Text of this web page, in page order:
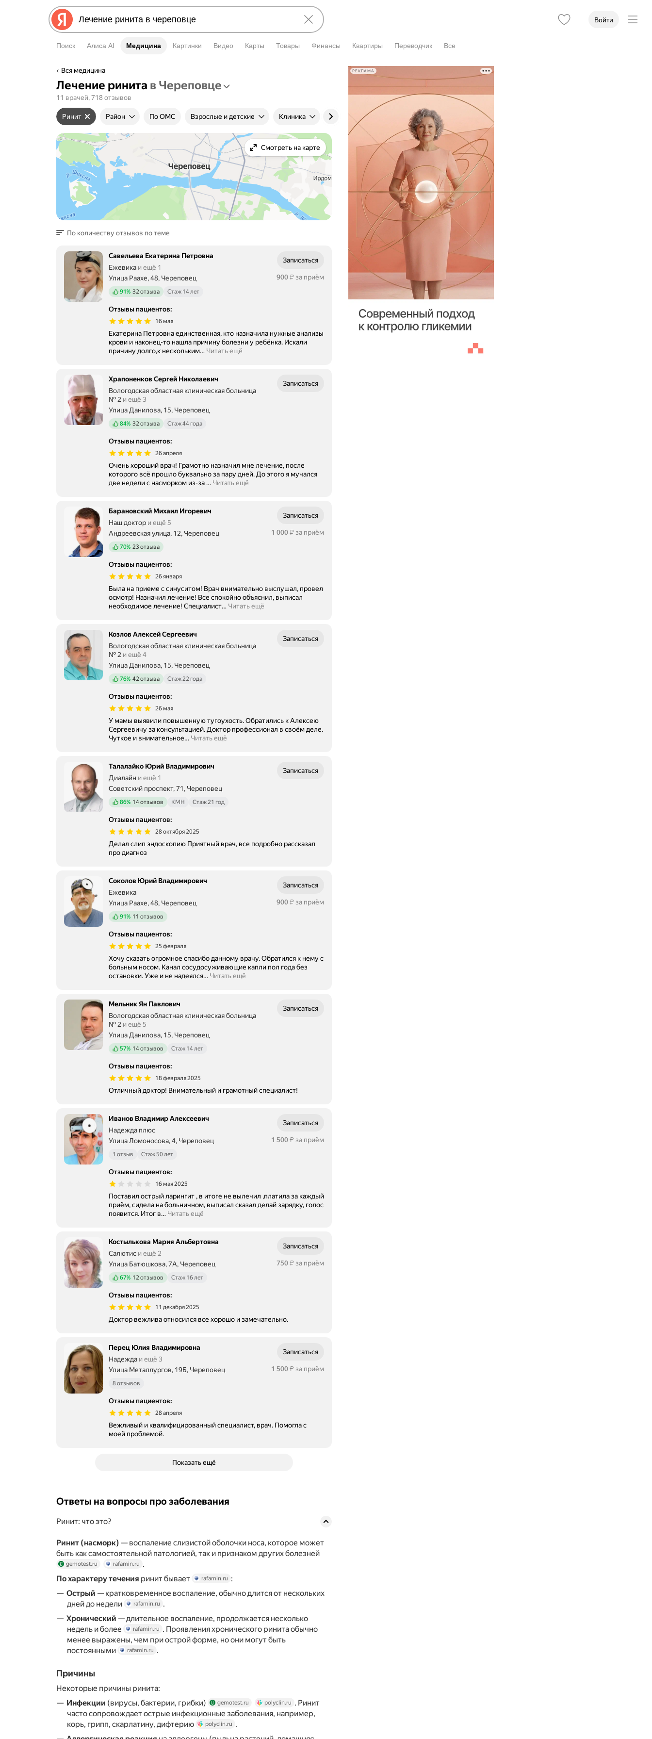
Войти
Поиск Алиса AI Медицина
Медицина Картинки Видео Карты Товары Финансы Квартиры Переводчик Все
Вся медицина
Лечение ринита в Череповце
11 врачей, 718 отзывов
Ринит Район По ОМС Взрослые и детские Клиника Цена приёма Стаж Учёная степень
Смотреть на карте
По количеству отзывов по теме
Савельева Екатерина Петровна
Ежевика и ещё 1
Улица Раахе, 48, Череповец
Положительных отзывов
91% 32 отзыва Стаж 14 лет
Записаться
Цена
900 ₽ за приём
Отзывы пациентов:
16 мая
Екатерина Петровна единственная, кто назначила нужные анализы
крови и наконец-то нашла причину болезни у ребёнка. Искали
причину долго,к нескольким… Читать ещё
Храпоненков Сергей Николаевич
Вологодская областная клиническая больница
№ 2 и ещё 3
Улица Данилова, 15, Череповец
Положительных отзывов
84% 32 отзыва Стаж 44 года
Записаться
Отзывы пациентов:
26 апреля
Очень хороший врач! Грамотно назначил мне лечение, после
которого всё прошло буквально за пару дней. До этого я мучался
две недели с насморком из-за … Читать ещё
Барановский Михаил Игоревич
Наш доктор и ещё 5
Андреевская улица, 12, Череповец
Положительных отзывов
70% 23 отзыва
Записаться
Цена
1000
1 000 ₽ за приём
Отзывы пациентов:
26 января
Была на приеме с синуситом! Врач внимательно выслушал, провел
осмотр! Назначил лечение! Все спокойно объяснил, выписал
необходимое лечение! Специалист… Читать ещё
Козлов Алексей Сергеевич
Вологодская областная клиническая больница
№ 2 и ещё 4
Улица Данилова, 15, Череповец
Положительных отзывов
76% 42 отзыва Стаж 22 года
Записаться
Отзывы пациентов:
26 мая
У мамы выявили повышенную тугоухость. Обратились к Алексею
Сергеевичу за консультацией. Доктор профессионал в своём деле.
Чуткое и внимательное… Читать ещё
Талалайко Юрий Владимирович
Диалайн и ещё 1
Советский проспект, 71, Череповец
Положительных отзывов
86% 14 отзывов КМН Стаж 21 год
Записаться
Отзывы пациентов:
28 октября 2025
Делал слип эндоскопию Приятный врач, все подробно рассказал
про диагноз
Соколов Юрий Владимирович
Ежевика
Улица Раахе, 48, Череповец
Положительных отзывов
91% 11 отзывов
Записаться
Цена
900 ₽ за приём
Отзывы пациентов:
25 февраля
Хочу сказать огромное спасибо данному врачу. Обратился к нему с
больным носом. Канал сосудосуживающие капли пол года без
остановки. Уже и не надеялся… Читать ещё
Мельник Ян Павлович
Вологодская областная клиническая больница
№ 2 и ещё 5
Улица Данилова, 15, Череповец
Положительных отзывов
57% 14 отзывов Стаж 14 лет
Записаться
Отзывы пациентов:
18 февраля 2025
Отличный доктор! Внимательный и грамотный специалист!
Иванов Владимир Алексеевич
Надежда плюс
Улица Ломоносова, 4, Череповец
1 отзыв Стаж 50 лет
Записаться
Цена
1500
1 500 ₽ за приём
Отзывы пациентов:
16 мая 2025
Поставил острый ларингит , в итоге не вылечил ,платила за каждый
приём, сидела на больничном, выписал сказал делай зарядку, голос
появится. Итог в… Читать ещё
Костылькова Мария Альбертовна
Салютис и ещё 2
Улица Батюшкова, 7А, Череповец
Положительных отзывов
67% 12 отзывов Стаж 16 лет
Записаться
Цена
750 ₽ за приём
Отзывы пациентов:
11 декабря 2025
Доктор вежлива относился все хорошо и замечательно.
Перец Юлия Владимировна
Надежда и ещё 3
Улица Металлургов, 19Б, Череповец
8 отзывов
Записаться
Цена
1500
1 500 ₽ за приём
Отзывы пациентов:
28 апреля
Вежливый и квалифицированный специалист, врач. Помогла с
моей проблемой.
Показать ещё
Ответы на вопросы про заболевания
Ринит: что это?
Ринит (насморк) — воспаление слизистой оболочки носа, которое может
быть как самостоятельной патологией, так и признаком других болезней
gemotest.ru rafamin.ru .
По характеру течения ринит бывает rafamin.ru :
Острый — кратковременное воспаление, обычно длится от нескольких
дней до недели
rafamin.ru .
Хронический — длительное воспаление, продолжается несколько
недель и более
rafamin.ru . Проявления хронического ринита обычно
менее выражены, чем при острой форме, но они могут быть
постоянными
rafamin.ru .
Причины
Некоторые причины ринита:
Инфекции (вирусы, бактерии, грибки) gemotest.ru polyclin.ru . Ринит
часто сопровождает острые инфекционные заболевания, например,
корь, грипп, скарлатину, дифтерию
polyclin.ru .
РЕКЛАМА